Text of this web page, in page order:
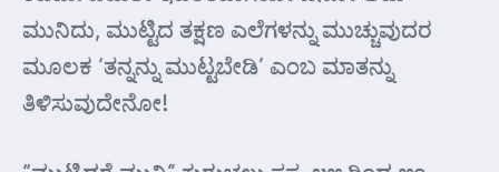
ಮುನಿದು, ಮುಟ್ಟಿದ ತಕ್ಷಣ ಎಲೆಗಳನ್ನು ಮುಚ್ಚುವುದರ
ಮೂಲಕ ‘ತನ್ನನ್ನು ಮುಟ್ಟಬೇಡಿ’ ಎಂಬ ಮಾತನ್ನು
ತಿಳಿಸುವುದೇನೋ!